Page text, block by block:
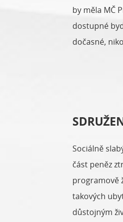
by měla MČ
dostupné
dočasné,
Sociálně
část peněz
programově
takových
důstojným